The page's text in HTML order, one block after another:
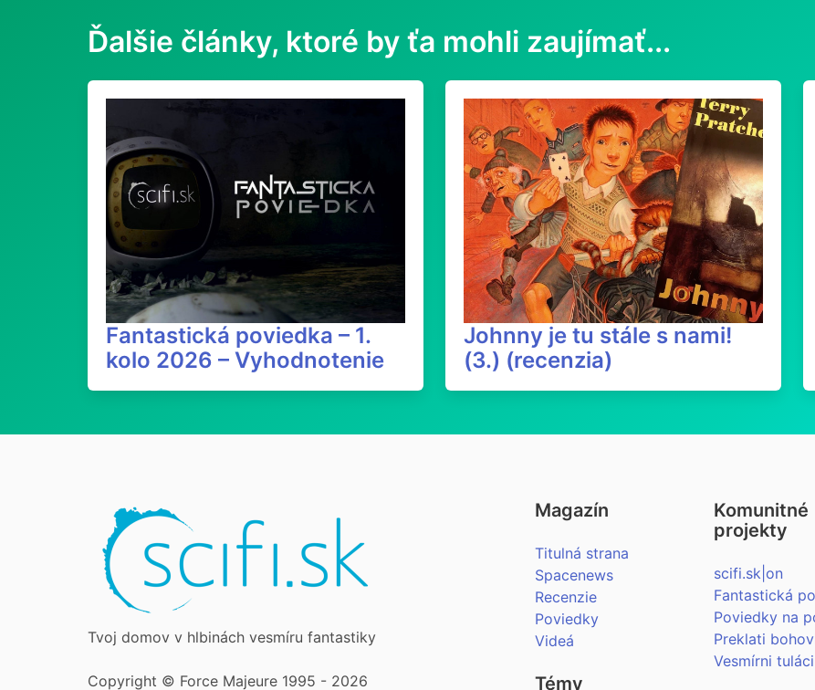
Ďalšie články, ktoré by ťa mohli zaujímať...
Fantastická poviedka – 1.
kolo 2026 – Vyhodnotenie
Johnny je tu stále s nami!
(3.) (recenzia)
Tvoj domov v hlbinách vesmíru fantastiky
Copyright © Force Majeure 1995 - 2026
Magazín
Titulná strana
Spacenews
Recenzie
Poviedky
Videá
Témy
Komunitné
projekty
scifi.sk|on
Fantastická
Poviedky na
Preklati
Vesmírni tuláci